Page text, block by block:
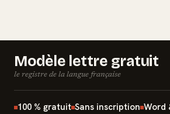
Modèle lettre gratuit
le registre de la langue française
100 % gratuit Sans inscription Word